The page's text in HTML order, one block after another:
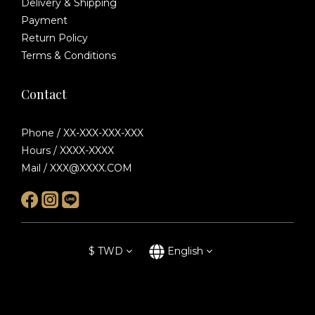
Delivery & Shipping
Payment
Return Policy
Terms & Conditions
Contact
Phone / XX-XXX-XXX-XXX
Hours / XXXX-XXXX
Mail / XXX@XXXX.COM
$ TWD English